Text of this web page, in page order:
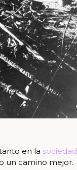
en la sociedad
un camino mejor.